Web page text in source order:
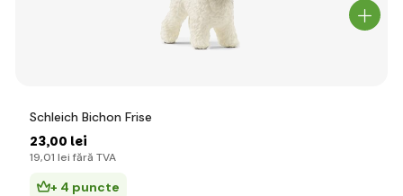
Schleich Bichon Frise
23,00 lei
19,01 lei fără TVA
+ 4 puncte